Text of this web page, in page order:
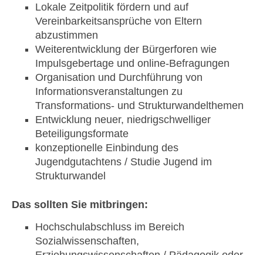
Lokale Zeitpolitik fördern und auf
Vereinbarkeitsansprüche von Eltern
abzustimmen
Weiterentwicklung der Bürgerforen wie
Impulsgebertage und online-Befragungen
Organisation und Durchführung von
Informationsveranstaltungen zu
Transformations- und Strukturwandelthemen
Entwicklung neuer, niedrigschwelliger
Beteiligungsformate
konzeptionelle Einbindung des
Jugendgutachtens / Studie Jugend im
Strukturwandel
Das sollten Sie mitbringen:
Hochschulabschluss im Bereich
Sozialwissenschaften,